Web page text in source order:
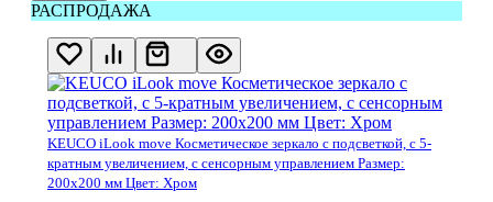
РАСПРОДАЖА
KEUCO iLook move Косметическое зеркало с подсветкой, с 5-
кратным увеличением, с сенсорным управлением Размер:
200х200 мм Цвет: Хром